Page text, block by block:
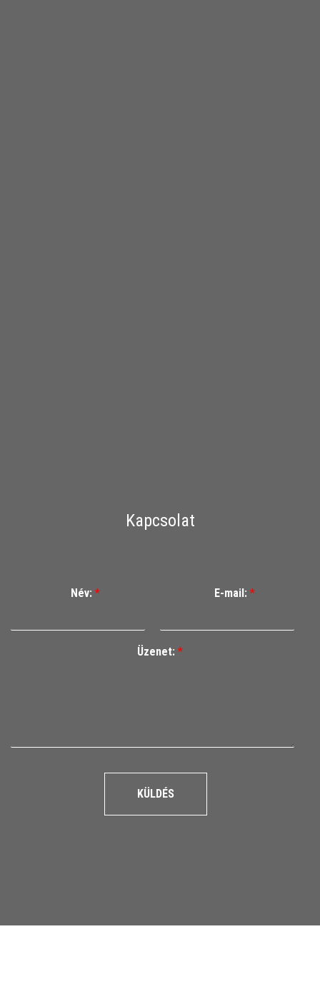
Kapcsolat
Név: * E-mail: *
Üzenet: *
KÜLDÉS